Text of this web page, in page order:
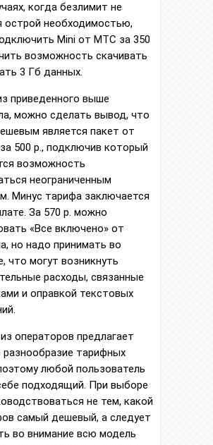
когда безлимит не
острой необходимостью,
Mini от МТС за 350
возможность скачивать
3 Гб данных.
приведенного выше
можно сделать вывод, что
является пакет от
500 р., подключив который
возможность
неограниченным
Минус тарифа заключается
За 570 р. можно
«Все включено» от
но надо принимать во
что могут возникнуть
расходы, связанные
и оправкой текстовых
операторов предлагает
тарифных
любой пользователь
подходящий. При выборе
не тем, какой
самый дешевый, а следует
во внимание всю модель